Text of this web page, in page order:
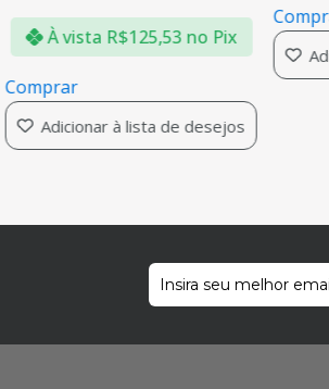
À vistaR$125,53no Pix
Comprar
Adicionar à lista de desejos